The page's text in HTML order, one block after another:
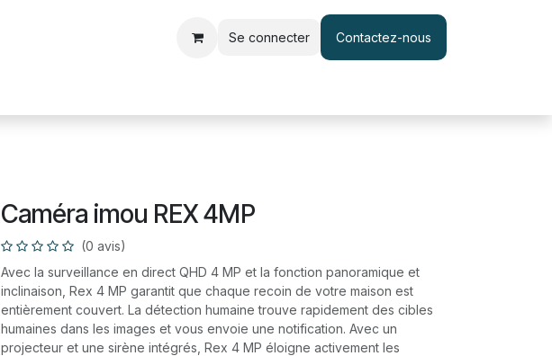
Se connecter Contactez-nous
Caméra imou REX 4MP
(0 avis)
Avec la surveillance en direct QHD 4 MP et la fonction panoramique et
inclinaison, Rex 4 MP garantit que chaque recoin de votre maison est
entièrement couvert. La détection humaine trouve rapidement des cibles
humaines dans les images et vous envoie une notification. Avec un
projecteur et une sirène intégrés, Rex 4 MP éloigne activement les